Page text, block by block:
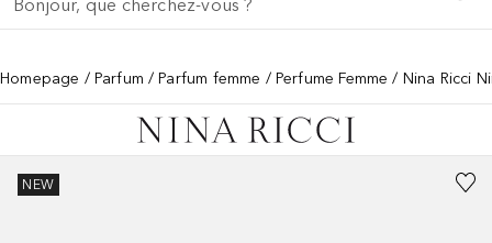
Homepage Parfum Parfum femme Perfume Femme Nina Ricci
NEW